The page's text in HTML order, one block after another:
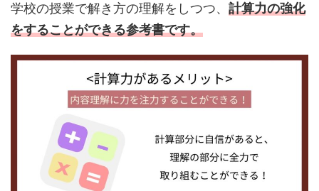
学校の授業で解き方の理解をしつつ、 計算力の強化
をすることができる参考書です。